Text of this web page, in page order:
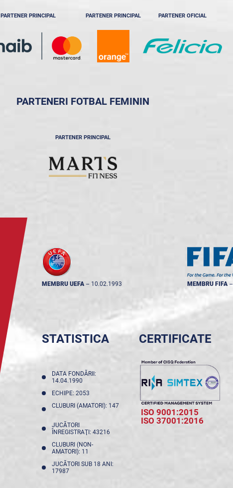
PARTENER PRINCIPAL PARTENER PRINCIPAL PARTENER OFICIAL
PARTENERI FOTBAL FEMININ
PARTENER PRINCIPAL
MEMBRU UEFA -- 10.02.1993 MEMBRU FIFA --
STATISTICA
DATA FONDĂRII:
14.04.1990
ECHIPE: 2053
CLUBURI (AMATORI): 147
JUCĂTORI
ÎNREGISTRAŢI: 43216
CLUBURI (NON-
AMATORI): 11
JUCĂTORI SUB 18 ANI:
17987
CERTIFICATE
ISO 9001:2015
ISO 37001:2016